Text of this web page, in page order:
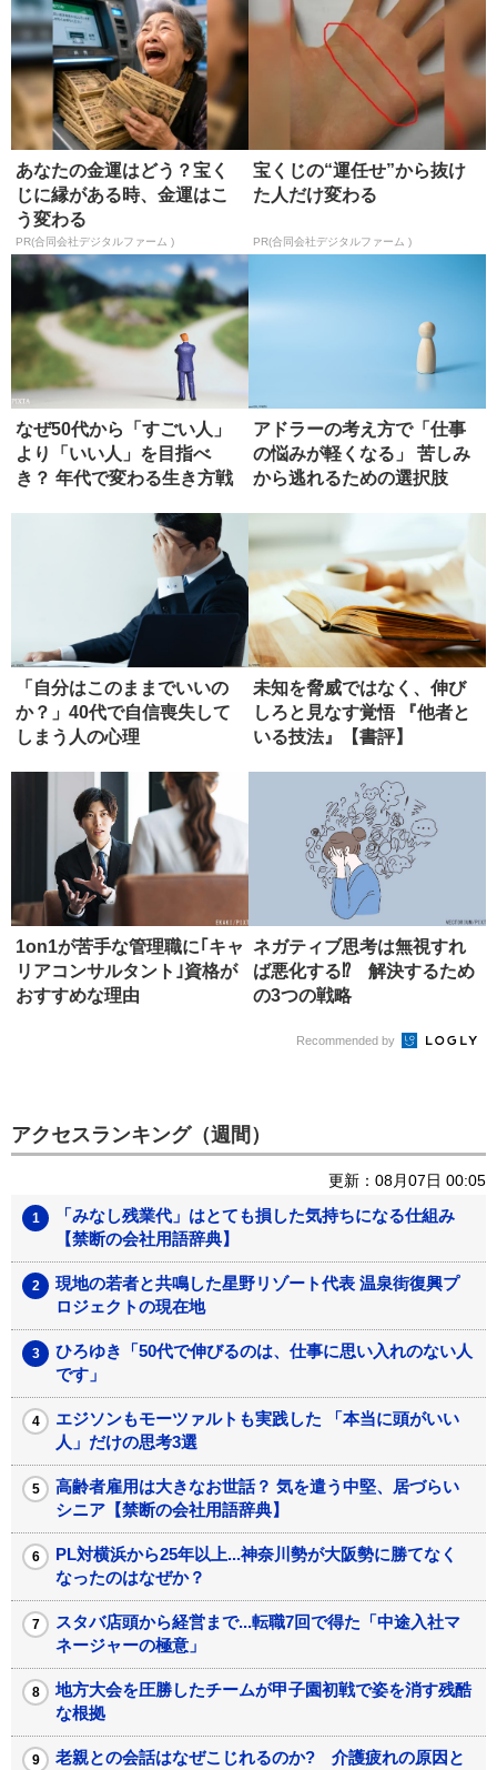
あなたの金運はどう？宝く
じに縁がある時、金運はこ
う変わる
PR(合同会社デジタルファーム )
宝くじの“運任せ”から抜け
た人だけ変わる
PR(合同会社デジタルファーム )
なぜ50代から「すごい人」
より「いい人」を目指べ
き？ 年代で変わる生き方戦
アドラーの考え方で「仕事
の悩みが軽くなる」 苦しみ
から逃れるための選択肢
「自分はこのままでいいの
か？」40代で自信喪失して
しまう人の心理
未知を脅威ではなく、伸び
しろと見なす覚悟 『他者と
いる技法』【書評】
1on1が苦手な管理職に｢キャ
リアコンサルタント｣資格が
おすすめな理由
ネガティブ思考は無視すれ
ば悪化する⁉ 解決するため
の3つの戦略
Recommended by
アクセスランキング（週間）
更新：08月07日 00:05
「みなし残業代」はとても損した気持ちになる仕組み
【禁断の会社用語辞典】
現地の若者と共鳴した星野リゾート代表 温泉街復興プ
ロジェクトの現在地
ひろゆき「50代で伸びるのは、仕事に思い入れのない人
です」
エジソンもモーツァルトも実践した 「本当に頭がいい
人」だけの思考3選
高齢者雇用は大きなお世話？ 気を遣う中堅、居づらい
シニア【禁断の会社用語辞典】
PL対横浜から25年以上...神奈川勢が大阪勢に勝てなく
なったのはなぜか？
スタバ店頭から経営まで...転職7回で得た「中途入社マ
ネージャーの極意」
地方大会を圧勝したチームが甲子園初戦で姿を消す残酷
な根拠
老親との会話はなぜこじれるのか? 介護疲れの原因と